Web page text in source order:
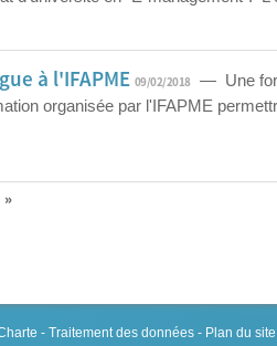
à l'IFAPME 09/02/2018 — Une
organisée par l'IFAPME
»
- Traitement des données - Plan du site